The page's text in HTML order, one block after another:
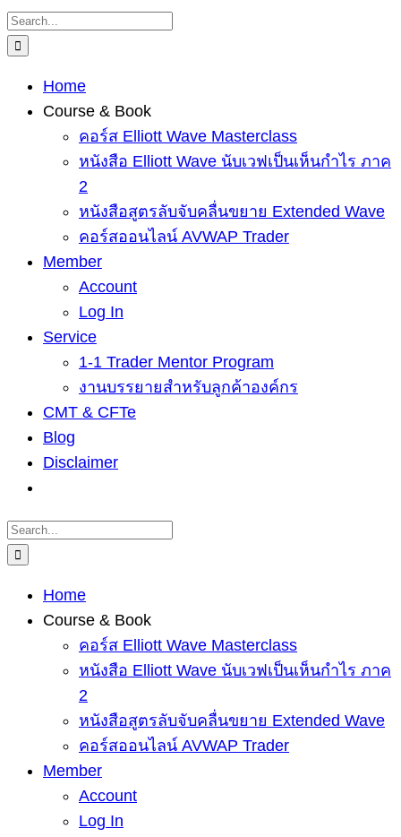
Skip
to
Search
for:
Home
Course & Book
คอร์ส Elliott Wave Masterclass
หนังสือ Elliott Wave นับเวฟเป็นเห็นกำไร ภาค
2
หนังสือสูตรลับจับคลื่นขยาย Extended Wave
คอร์สออนไลน์ AVWAP Trader
Member
Account
Log In
Service
1-1 Trader Mentor Program
งานบรรยายสำหรับลูกค้าองค์กร
CMT & CFTe
Blog
Disclaimer
Search
for:
Home
Course & Book
คอร์ส Elliott Wave Masterclass
หนังสือ Elliott Wave นับเวฟเป็นเห็นกำไร ภาค
2
หนังสือสูตรลับจับคลื่นขยาย Extended Wave
คอร์สออนไลน์ AVWAP Trader
Member
Account
Log In